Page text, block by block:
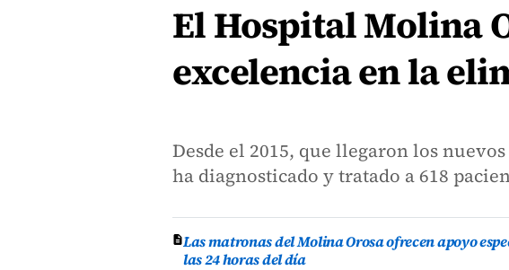
El Hospital Molina
excelencia en la
Desde el 2015, que llegaron los
ha diagnosticado y tratado a 618
Las matronas del Molina Orosa ofrecen apoyo
las 24 horas del día